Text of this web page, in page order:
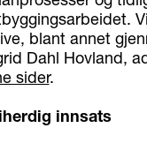
blant annet
Dahl Hovland,
sider.
innsats